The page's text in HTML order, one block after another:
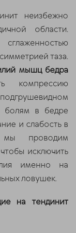
неизбежно
области.
таза.
мышц бедра
компрессию
болям в бедре
и слабость в
проводим
исключить
именно на
ловушек.
на тендинит